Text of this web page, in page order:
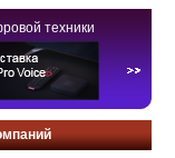
техники